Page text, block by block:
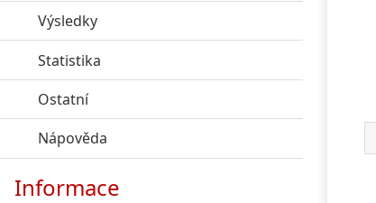
Výsledky
Statistika
Ostatníclick to expand contents
Nápověda
Informace